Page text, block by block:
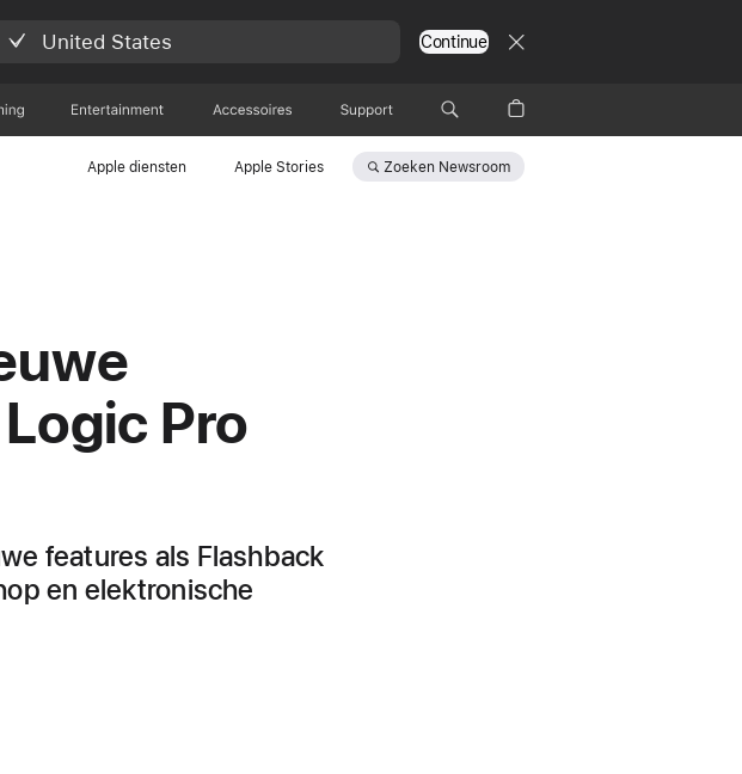
United States Continue
Entertainment Accessoires Support
Apple diensten Apple Stories Zoeken Newsroom
Pro
features als Flashback
en elektronische